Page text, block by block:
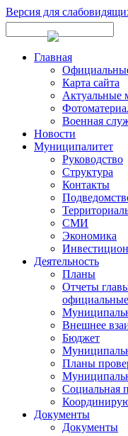
Версия для
Главная
Карта сайта
Актуальные
Военная
Новости
Муниципалитет
Руководство
Структура
Контакты
СМИ
Экономика
Деятельность
Планы
Отчеты
Внешнее
Бюджет
Планы
Социальная
Документы
Документы